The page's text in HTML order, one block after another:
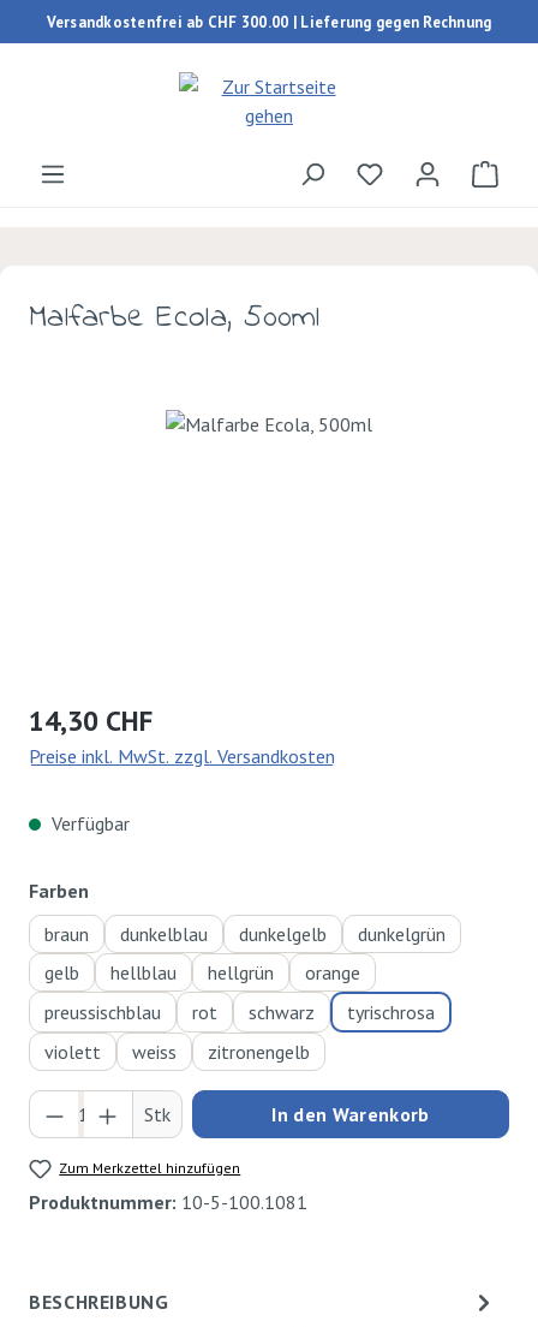
Zum Hauptinhalt springen
Versandkostenfrei ab CHF 300.00 | Lieferung gegen Rechnung
Du hast 0
Malfarbe Ecola, 500ml
Bildergalerie überspringen
Regulärer Preis:
14,30 CHF
Preise inkl. MwSt. zzgl. Versandkosten
Verfügbar
Farben
braun
dunkelblau dunkelgelb
dunkelgrün
gelb
hellblau hellgrün
orange
preussischblau
rot schwarz
tyrischrosa
violett
weiss zitronengelb
Produkt Anzahl: Gib den gewünschten Wert
Stk In den Warenkorb
Zum Merkzettel hinzufügen
Produktnummer: 10-5-100.1081
BESCHREIBUNG